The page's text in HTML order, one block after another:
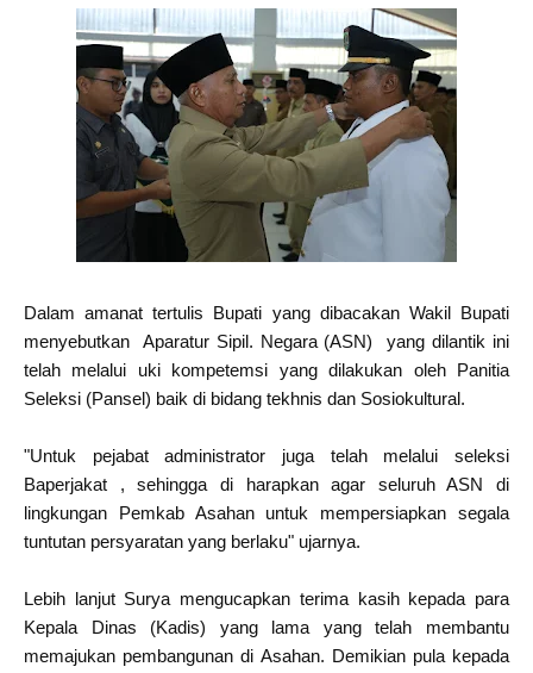
Dalam amanat tertulis Bupati yang dibacakan Wakil Bupati
menyebutkan Aparatur Sipil. Negara (ASN) yang dilantik ini
telah melalui uki kompetemsi yang dilakukan oleh Panitia
Seleksi (Pansel) baik di bidang tekhnis dan Sosiokultural.
"Untuk pejabat administrator juga telah melalui seleksi
Baperjakat , sehingga di harapkan agar seluruh ASN di
lingkungan Pemkab Asahan untuk mempersiapkan segala
tuntutan persyaratan yang berlaku" ujarnya.
Lebih lanjut Surya mengucapkan terima kasih kepada para
Kepala Dinas (Kadis) yang lama yang telah membantu
memajukan pembangunan di Asahan. Demikian pula kepada